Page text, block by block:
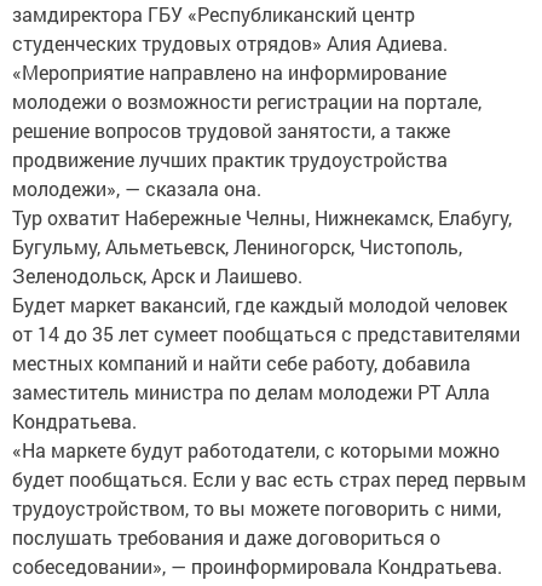
замдиректора ГБУ «Республиканский центр
студенческих трудовых отрядов» Алия Адиева.
«Мероприятие направлено на информирование
молодежи о возможности регистрации на портале,
решение вопросов трудовой занятости, а также
продвижение лучших практик трудоустройства
молодежи», — сказала она.
Тур охватит Набережные Челны, Нижнекамск, Елабугу,
Бугульму, Альметьевск, Лениногорск, Чистополь,
Зеленодольск, Арск и Лаишево.
Будет маркет вакансий, где каждый молодой человек
от 14 до 35 лет сумеет пообщаться с представителями
местных компаний и найти себе работу, добавила
заместитель министра по делам молодежи РТ Алла
Кондратьева.
«На маркете будут работодатели, с которыми можно
будет пообщаться. Если у вас есть страх перед первым
трудоустройством, то вы можете поговорить с ними,
послушать требования и даже договориться о
собеседовании», — проинформировала Кондратьева.